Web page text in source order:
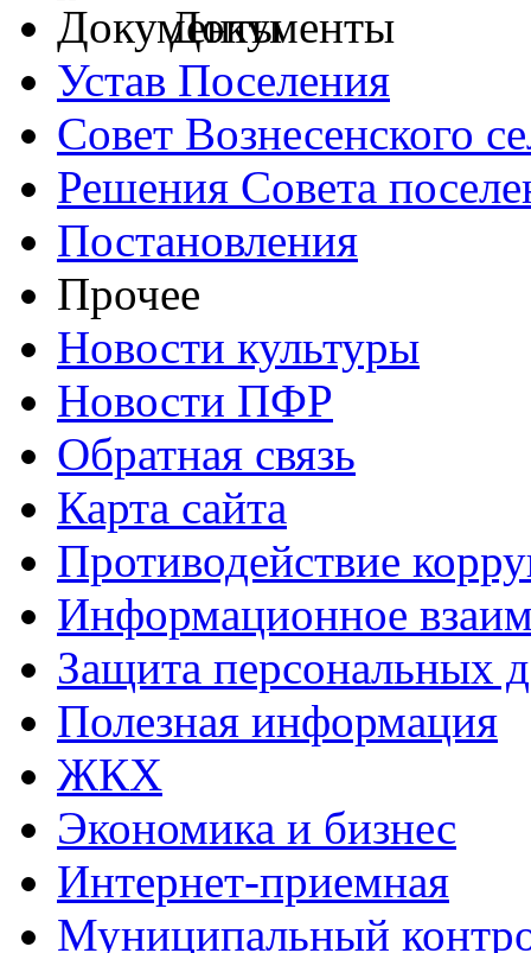
Документы
Устав Поселения
Совет Вознесенского
Решения Совета
Постановления
Прочее
Новости культуры
Новости ПФР
Обратная связь
Карта сайта
Противодействие
Информационное
Защита персональных
Полезная информация
ЖКХ
Экономика и бизнес
Интернет-приемная
Муниципальный